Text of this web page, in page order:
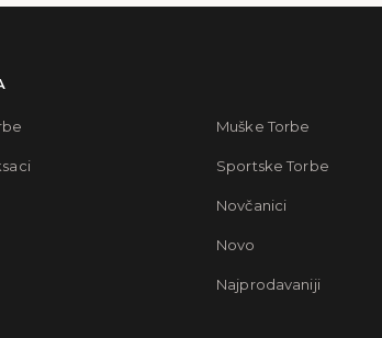
Muške Torbe
Sportske Torbe
Novčanici
Novo
Najprodavaniji